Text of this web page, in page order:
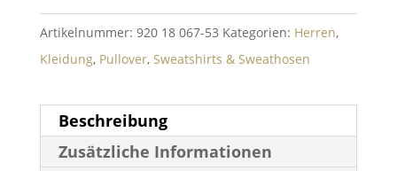
Artikelnummer: 920 18 067-53 Kategorien: Herren,
Kleidung, Pullover, Sweatshirts & Sweathosen
Beschreibung
Zusätzliche Informationen